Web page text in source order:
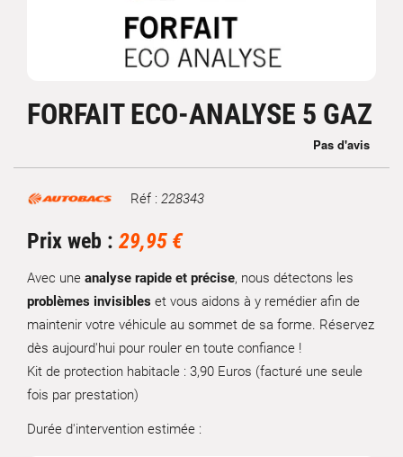
FORFAIT ECO-ANALYSE 5 GAZ
Marque Réf : 228343
Prix web : 29,95 €
Avec une analyse rapide et précise, nous détectons les
problèmes invisibles et vous aidons à y remédier afin de
maintenir votre véhicule au sommet de sa forme. Réservez
dès aujourd'hui pour rouler en toute confiance !
Kit de protection habitacle : 3,90 Euros (facturé une seule
fois par prestation)
Durée d'intervention estimée :